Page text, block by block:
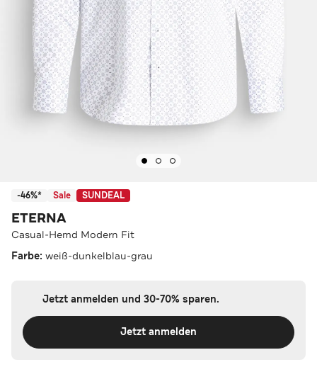
-46%* Sale SUNDEAL
ETERNA
Casual-Hemd Modern Fit
Farbe: weiß-dunkelblau-grau
Jetzt anmelden und 30-70% sparen.
Jetzt anmelden